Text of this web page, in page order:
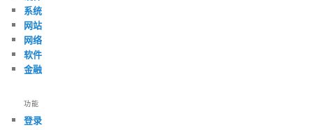
系统
网站
网络
软件
金融
功能
登录